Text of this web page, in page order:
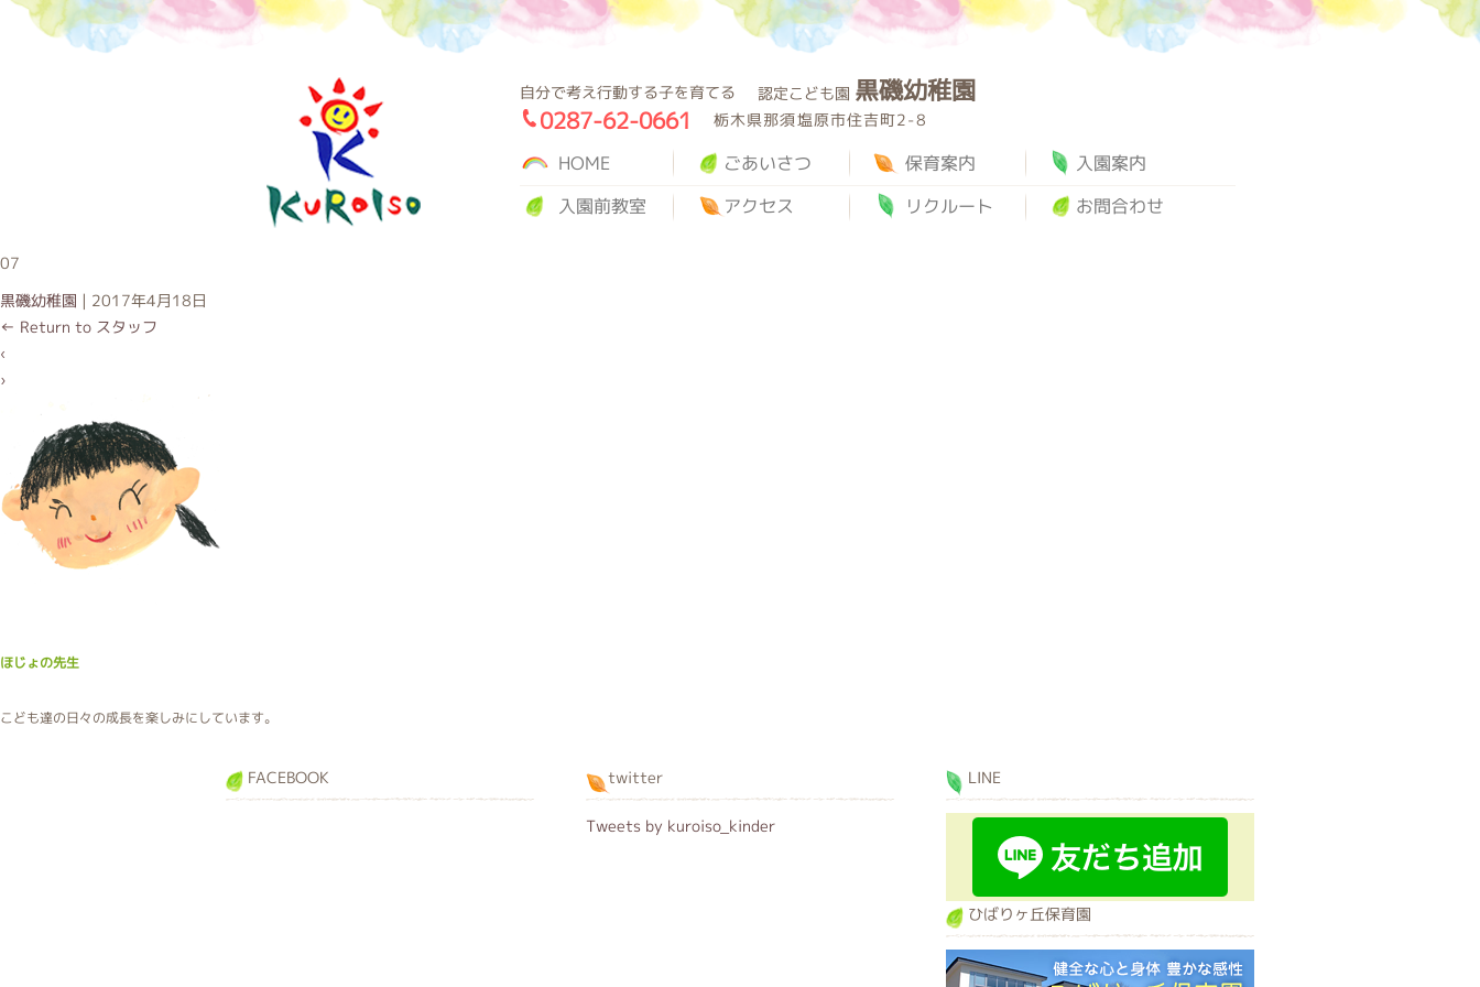
自分で考え行動する子を育てる 認定こども園 黒磯幼稚園
0287-62-0661 栃木県那須塩原市住吉町2-8
HOME ごあいさつ 保育案内
入園案内
入園前教室
アクセス リクルート お問合わせ
07
黒磯幼稚園 | 2017年4月18日
← Return to スタッフ
‹
›
ほじょの先生
こども達の日々の成長を楽しみにしています。
FACEBOOK twitter
Tweets by kuroiso_kinder
LINE
ひばりヶ丘保育園